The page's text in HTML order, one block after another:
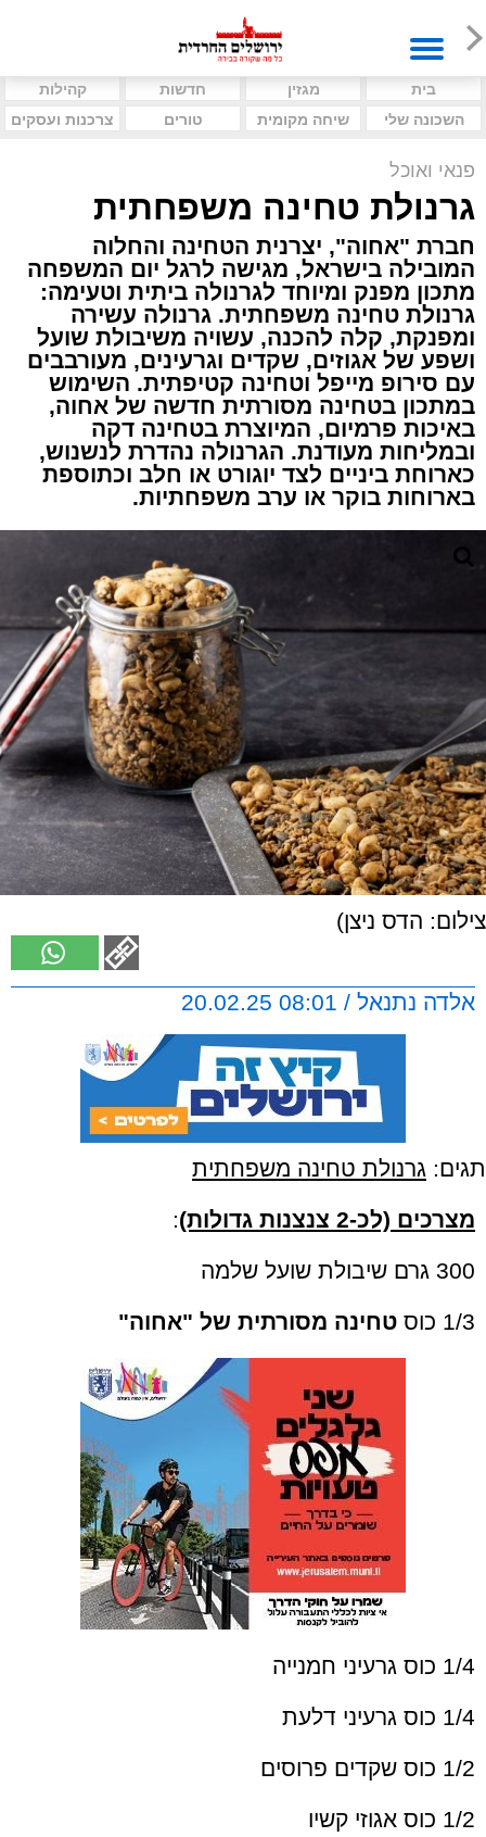
בית מגזין חדשות
קהילות
השכונה שלי
שיחה מקומית טורים צרכנות ועסקים
פנאי ואוכל
גרנולת טחינה משפחתית
חברת "אחוה", יצרנית הטחינה והחלוה
המובילה בישראל, מגישה לרגל יום המשפחה
מתכון מפנק ומיוחד לגרנולה ביתית וטעימה:
גרנולת טחינה משפחתית. גרנולה עשירה
ומפנקת, קלה להכנה, עשויה משיבולת שועל
ושפע של אגוזים, שקדים וגרעינים, מעורבבים
עם סירופ מייפל וטחינה קטיפתית. השימוש
במתכון בטחינה מסורתית חדשה של אחוה,
באיכות פרמיום, המיוצרת בטחינה דקה
ובמליחות מעודנת. הגרנולה נהדרת לנשנוש,
כארוחת ביניים לצד יוגורט או חלב וכתוספת
בארוחות בוקר או ערב משפחתיות.
צילום: הדס ניצן)
אלדה נתנאל / 08:01 20.02.25
תגים: גרנולת טחינה משפחתית
מצרכים (לכ-2 צנצנות גדולות) :
300 גרם שיבולת שועל שלמה
1/3 כוס טחינה מסורתית של "אחוה"
1/4 כוס גרעיני חמנייה
1/4 כוס גרעיני דלעת
1/2 כוס שקדים פרוסים
1/2 כוס אגוזי קשיו